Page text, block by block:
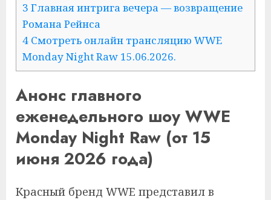
3 Главная интрига вечера — возвращение
Романа Рейнса
4 Смотреть онлайн трансляцию WWE
Monday Night Raw 15.06.2026.
Анонс главного
еженедельного шоу WWE
Monday Night Raw (от 15
июня 2026 года)
Красный бренд WWE представил в